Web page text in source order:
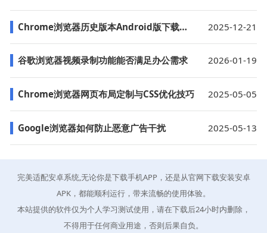
Chrome浏览器历史版本Android版下载与插件管理经验 2025-12-21
谷歌浏览器视频录制功能能否满足办公需求 2026-01-19
Chrome浏览器网页布局定制与CSS优化技巧 2025-05-05
Google浏览器如何防止恶意广告干扰 2025-05-13
完美适配安卓系统,无论你是下载手机APP，还是从官网下载安装安卓
APK，都能顺利运行，带来流畅的使用体验。
本站提供的软件仅为个人学习测试使用，请在下载后24小时内删除，
不得用于任何商业用途，否则后果自负。